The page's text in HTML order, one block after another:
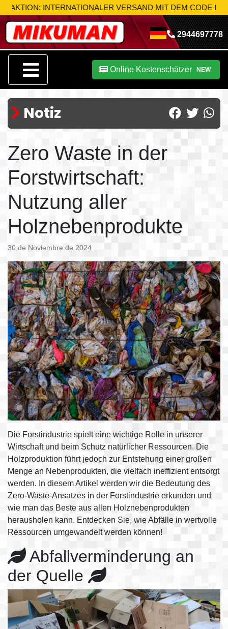
INTERNATIONALER VERSAND MIT DEM CODEMIK-S10
2944697778
Online Kostenschätzer NEW
Notiz
Zero Waste in der
Forstwirtschaft:
Nutzung aller
Holznebenprodukte
30 de Noviembre de 2024
Die Forstindustrie spielt eine wichtige Rolle in unserer
Wirtschaft und beim Schutz natürlicher Ressourcen. Die
Holzproduktion führt jedoch zur Entstehung einer großen
Menge an Nebenprodukten, die vielfach ineffizient entsorgt
werden. In diesem Artikel werden wir die Bedeutung des
Zero-Waste-Ansatzes in der Forstindustrie erkunden und
wie man das Beste aus allen Holznebenprodukten
herausholen kann. Entdecken Sie, wie Abfälle in wertvolle
Ressourcen umgewandelt werden können!
Abfallverminderung an
der Quelle